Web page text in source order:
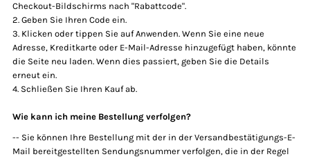
Checkout-Bildschirms nach "Rabattcode".
Geben Sie Ihren Code ein.
Klicken oder tippen Sie auf Anwenden. Wenn Sie eine neue
Adresse, Kreditkarte oder E-Mail-Adresse hinzugefügt haben, könnte
die Seite neu laden. Wenn dies passiert, geben Sie die Details
erneut ein.
Schließen Sie Ihren Kauf ab.
Wie kann ich meine Bestellung verfolgen?
-- Sie können Ihre Bestellung mit der in der Versandbestätigungs-E-
Mail bereitgestellten Sendungsnummer verfolgen, die in der Regel
Innerhalb von 60
Minuten verfügbar!